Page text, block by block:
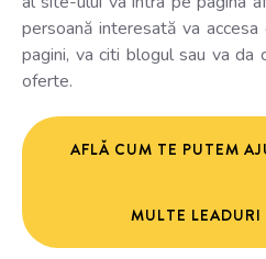
persoană interesată va
pagini, va citi blogul sau va da
oferte.
AFLĂ CUM TE PUTEM
MULTE